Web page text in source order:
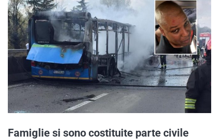
Famiglie si sono costituite parte civile